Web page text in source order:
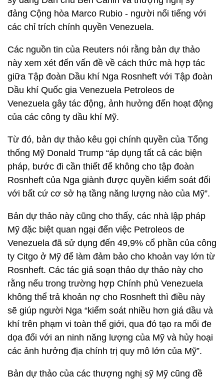
đảng Cộng hòa Marco Rubio - người nổi tiếng với
các chỉ trích chính quyền Venezuela.
Các nguồn tin của Reuters nói rằng bản dự thảo
này xem xét đến vấn đề về cách thức mà hợp tác
giữa Tập đoàn Dầu khí Nga Rosnheft với Tập đoàn
Dầu khí Quốc gia Venezuela Petroleos de
Venezuela gây tác động, ảnh hưởng đến hoạt động
của các công ty dầu khí Mỹ.
Từ đó, bản dự thảo kêu gọi chính quyền của Tổng
thống Mỹ Donald Trump “áp dụng tất cả các biện
pháp, bước đi cần thiết để không cho tập đoàn
Rosnheft của Nga giành được quyền kiểm soát đối
với bất cứ cơ sở hạ tầng năng lượng nào của Mỹ”.
Bản dự thảo này cũng cho thấy, các nhà lập pháp
Mỹ đặc biệt quan ngại đến việc Petroleos de
Venezuela đã sử dụng đến 49,9% cổ phần của công
ty Citgo ở Mỹ để làm đảm bảo cho khoản vay lớn từ
Rosnheft. Các tác giả soạn thảo dự thảo này cho
rằng nếu trong trường hợp Chính phủ Venezuela
không thể trả khoản nợ cho Rosnheft thì điều này
sẽ giúp người Nga “kiểm soát nhiều hơn giá dầu và
khí trên phạm vi toàn thế giới, qua đó tạo ra mối đe
dọa đối với an ninh năng lượng của Mỹ và hủy hoại
các ảnh hưởng địa chính trị quy mô lớn của Mỹ”.
Bản dự thảo của các thượng nghị sỹ Mỹ cũng đề